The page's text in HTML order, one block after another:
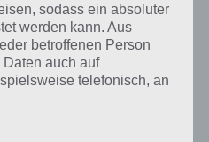
es auch in Level 10 von 100
Rätsel lösen. Klickt dazu einfach
der Tür. Nun muss das Kabel von
werden. Dazu klickt man
diese drehen.
sodass ein absoluter
werden kann. Aus
betroffenen Person
auch auf
telefonisch, an